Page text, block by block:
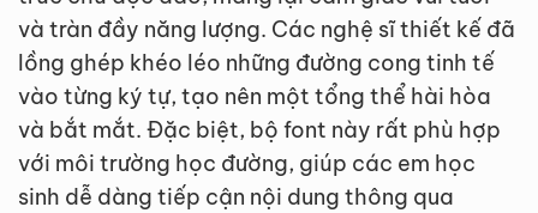
và tràn đầy năng lượng. Các nghệ sĩ thiết kế đã
lồng ghép khéo léo những đường cong tinh tế
vào từng ký tự, tạo nên một tổng thể hài hòa
và bắt mắt. Đặc biệt, bộ font này rất phù hợp
với môi trường học đường, giúp các em học
sinh dễ dàng tiếp cận nội dung thông qua